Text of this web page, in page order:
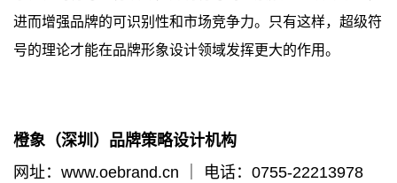
进而增强品牌的可识别性和市场竞争力。只有这样，超级符
号的理论才能在品牌形象设计领域发挥更大的作用。
橙象 （深圳）品牌策略设计机构
网址：www.oebrand.cn
电话：0755-22213978